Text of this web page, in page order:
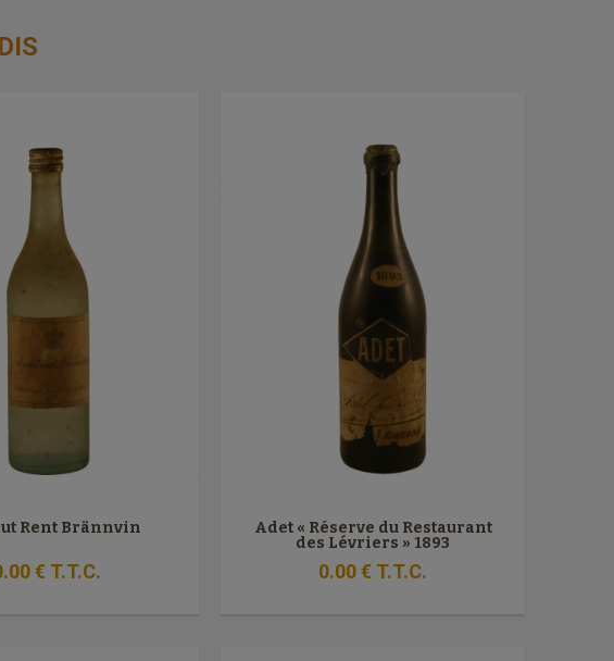
Rent Brännvin
.00€ T.T.C.
Adet « Réserve du Restaurant
des Lévriers » 1893
0.00€ T.T.C.